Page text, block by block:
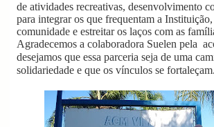
de atividades recreativas, desenvolvimento
para integrar os que frequentam a
comunidade e estreitar os laços com as
Agradecemos a colaboradora Suelen pela
desejamos que essa parceria seja de uma
solidariedade e que os vínculos se fortaleçam.